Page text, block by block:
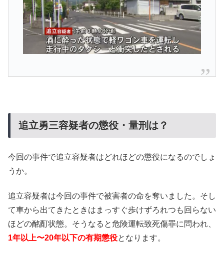
追立勇三容疑者の懲役・量刑は？
今回の事件で追立容疑者はどれほどの懲役になるのでしょ
うか。
追立容疑者は今回の事件で被害者の命を奪いました。そし
て車から出てきたときはまっすぐ歩けずろれつも回らない
ほどの酩酊状態。そうなると危険運転致死傷罪に問われ、
1年以上〜20年以下の有期懲役となります。